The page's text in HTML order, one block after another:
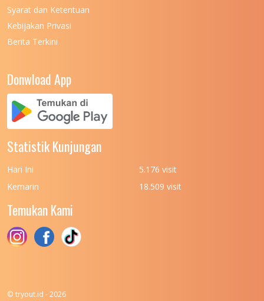
Syarat dan Ketentuan
Kebijakan Privasi
Berita Terkini
Donwload App
Statistik Kunjungan
Hari Ini
5.176 visit
Kemarin
18.509 visit
Temukan Kami
© tryout.id - 2026